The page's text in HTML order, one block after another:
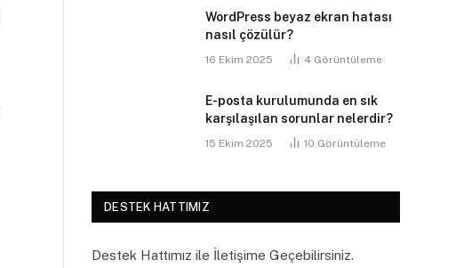
WordPress beyaz ekran hatası
nasıl çözülür?
16 Ekim 2025 4 Görüntüleme
E-posta kurulumunda en sık
karşılaşılan sorunlar nelerdir?
15 Ekim 2025 10 Görüntüleme
DESTEK HATTIMIZ
Destek Hattımız ile İletişime Geçebilirsiniz.